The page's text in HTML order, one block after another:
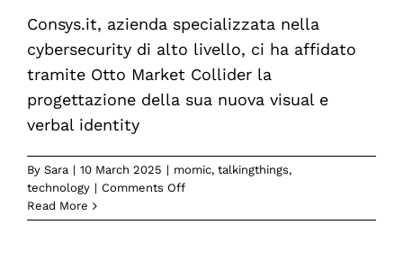
Consys.it, azienda specializzata nella
cybersecurity di alto livello, ci ha affidato
tramite Otto Market Collider la
progettazione della sua nuova visual e
verbal identity
By Sara | 10 March 2025 | momic, talkingthings,
technology | Comments Offon
nuova
Read More